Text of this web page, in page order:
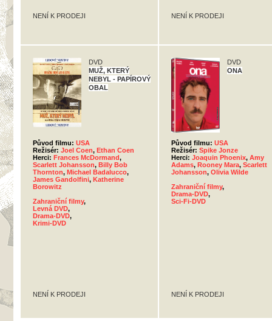
NENÍ K PRODEJI NENÍ K PRODEJI
DVD
MUŽ, KTERÝ
NEBYL - PAPÍROVÝ
OBAL
Původ filmu: USA
Režisér: Joel Coen, Ethan Coen
Herci: Frances McDormand,
Scarlett Johansson, Billy Bob
Thornton, Michael Badalucco,
James Gandolfini, Katherine
Borowitz
Zahraniční filmy,
Levná DVD,
Drama-DVD,
Krimi-DVD
NENÍ K PRODEJI
DVD
ONA
Původ filmu: USA
Režisér: Spike Jonze
Herci: Joaquin Phoenix, Amy
Adams, Rooney Mara, Scarlett
Johansson, Olivia Wilde
Zahraniční filmy,
Drama-DVD,
Sci-Fi-DVD
NENÍ K PRODEJI